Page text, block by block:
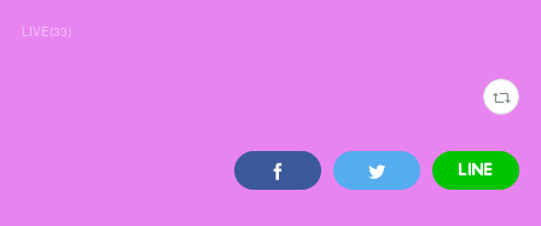
LIVE(33)